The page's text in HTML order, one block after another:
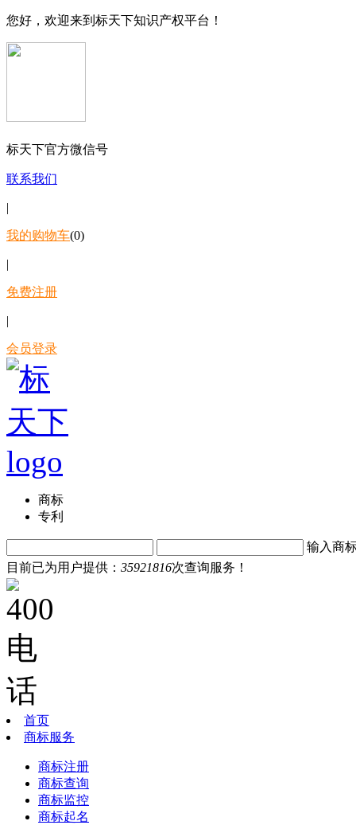
您好，欢迎来到标天下知识产权平台！
标天下官方微信号
联系我们
|
我的购物车(0)
|
免费注册
|
会员登录
商标
专利
输入商
目前已为用户提供： 35921816次查询服务！
首页
商标服务
商标注册
商标查询
商标监控
商标起名